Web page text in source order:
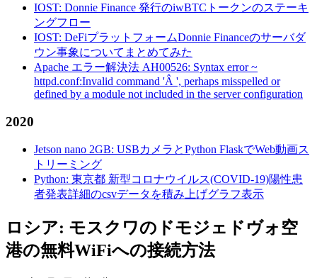
IOST: Donnie Finance 発行のiwBTCトークンのステーキ
ングフロー
IOST: DeFiプラットフォームDonnie Financeのサーバダ
ウン事象についてまとめてみた
Apache エラー解決法 AH00526: Syntax error ~
httpd.conf:Invalid command 'Â ', perhaps misspelled or
defined by a module not included in the server configuration
2020
Jetson nano 2GB: USBカメラとPython FlaskでWeb動画ス
トリーミング
Python: 東京都 新型コロナウイルス(COVID-19)陽性患
者発表詳細のcsvデータを積み上げグラフ表示
ロシア: モスクワのドモジェドヴォ空
港の無料WiFiへの接続方法